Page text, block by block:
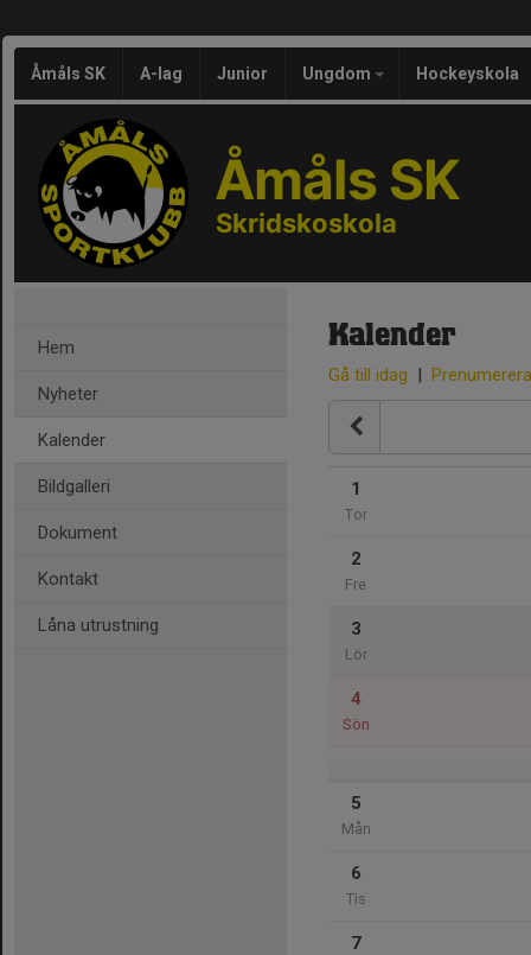
Åmåls SK A-lag Junior Ungdom Hockeyskola
Åmåls SK
Skridskoskola
Hem
Nyheter
Kalender
Bildgalleri
Dokument
Kontakt
Låna utrustning
Kalender
Gå till idag | Prenumerera
1
Tor
2
Fre
3
Lör
4
Sön
5
Mån
6
Tis
7